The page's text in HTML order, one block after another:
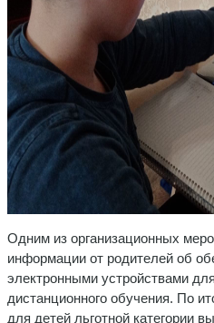
Одним из организационных
информации от родителей об
электронными устройствами
дистанционного обучения. По
для детей льготной категории